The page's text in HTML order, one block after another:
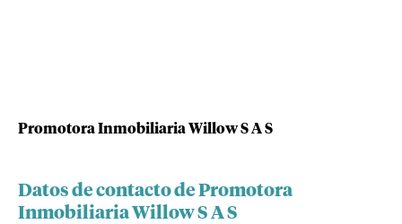
Promotora Inmobiliaria Willow S A S
Datos de contacto de Promotora
Inmobiliaria Willow S A S